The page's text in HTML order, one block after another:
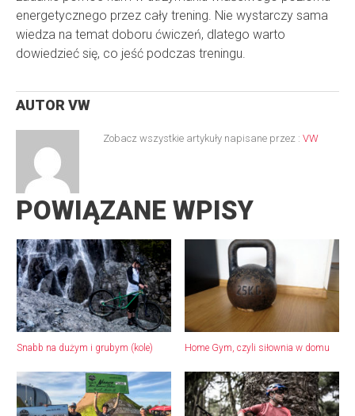
energetycznego przez cały trening. Nie wystarczy sama
wiedza na temat doboru ćwiczeń, dlatego warto
dowiedzieć się, co jeść podczas treningu.
AUTOR VW
Zobacz wszystkie artykuły napisane przez : VW
POWIĄZANE WPISY
Snabb na dużym i grubym (kole) Home Gym, czyli siłownia w domu